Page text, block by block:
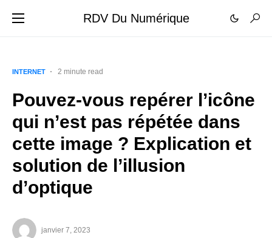
RDV Du Numérique
INTERNET 2 minute read
Pouvez-vous repérer l’icône
qui n’est pas répétée dans
cette image ? Explication et
solution de l’illusion
d’optique
janvier 7, 2023